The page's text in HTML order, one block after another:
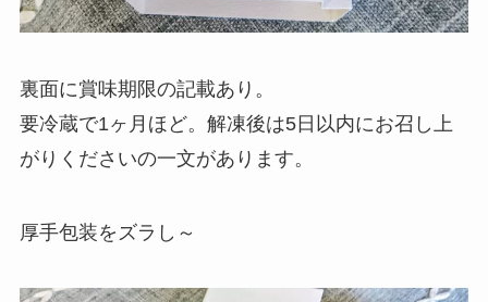
裏面に賞味期限の記載あり。
要冷蔵で1ヶ月ほど。解凍後は5日以内にお召し上
がりくださいの一文があります。
厚手包装をズラし～